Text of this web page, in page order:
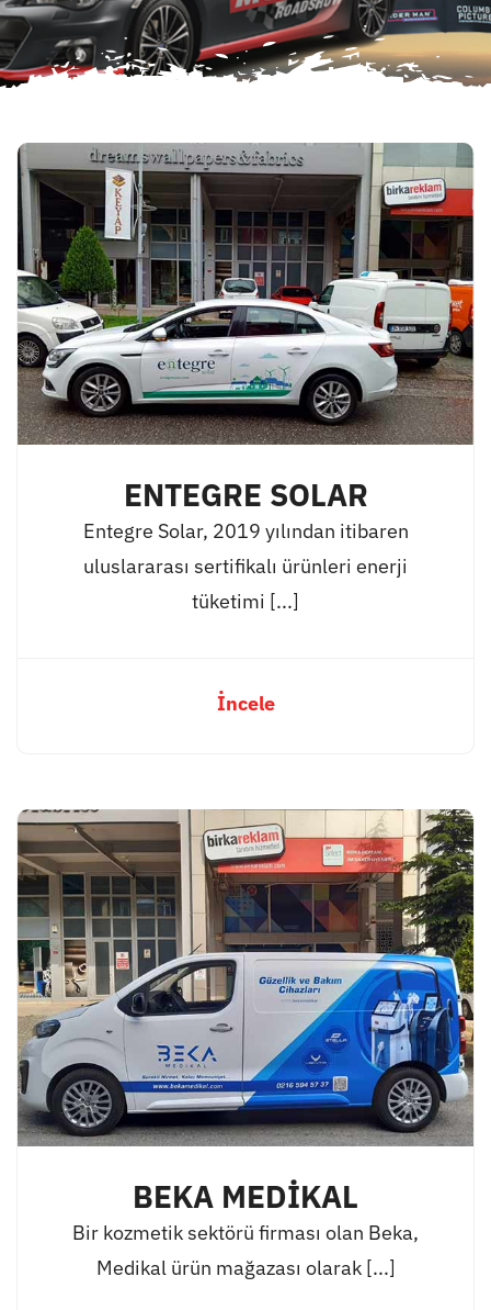
ENTEGRE SOLAR
Entegre Solar, 2019 yılından itibaren
uluslararası sertifikalı ürünleri enerji
tüketimi [...]
İncele
BEKA MEDİKAL
Bir kozmetik sektörü firması olan Beka,
Medikal ürün mağazası olarak [...]